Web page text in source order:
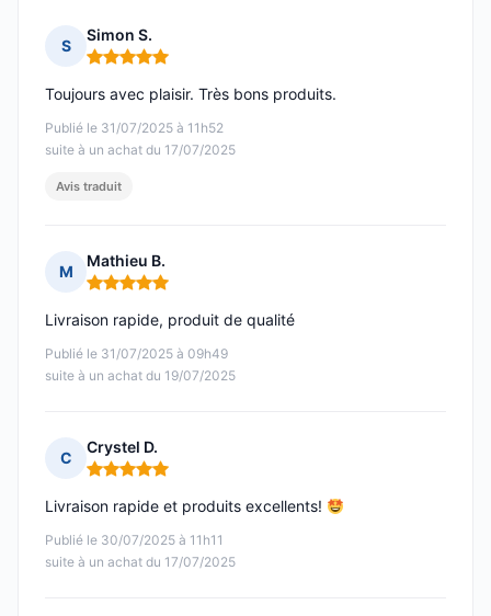
S
Simon S.
Note : 5 sur 5
Publié le 31/07/2025 à 11h52
suite à un achat du 17/07/2025
Toujours avec plaisir. Très bons produits.
Avis traduit
M
Mathieu B.
Note : 5 sur 5
Publié le 31/07/2025 à 09h49
suite à un achat du 19/07/2025
Livraison rapide, produit de qualité
C
Crystel D.
Note : 5 sur 5
Publié le 30/07/2025 à 11h11
suite à un achat du 17/07/2025
Livraison rapide et produits excellents!